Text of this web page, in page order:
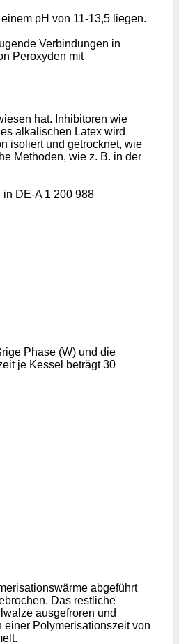
pH von 11-13,5 liegen.
Verbindungen in
Peroxyden mit
hat. Inhibitoren wie
alkalischen Latex wird
isoliert und getrocknet, wie
Methoden, wie z. B. in der
DE-A 1 200 988
Phase (W) und die
je Kessel beträgt 30
abgeführt
Das restliche
ausgefroren und
Polymerisationszeit von